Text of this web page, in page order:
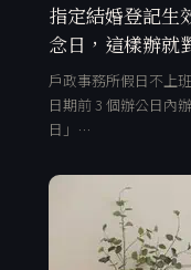
指定結婚登記生
念日，這樣辦就
戶政事務所假日不上
日期前 3 個辦公日內
日」…